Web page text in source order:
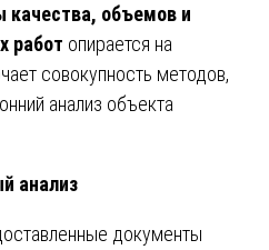
качества, объемов и
работ опирается на
совокупность методов,
анализ объекта
анализ
документы